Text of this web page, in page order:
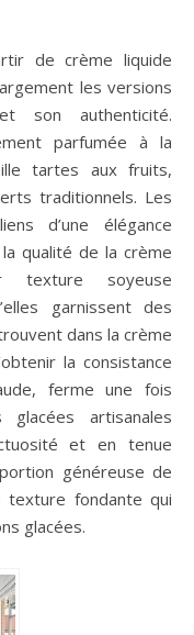
de crème liquide
les versions
son authenticité.
parfumée à la
tartes aux fruits,
traditionnels. Les
d’une élégance
qualité de la crème
texture soyeuse
garnissent des
dans la crème
la consistance
ferme une fois
artisanales
et en tenue
généreuse de
texture fondante qui
glacées.